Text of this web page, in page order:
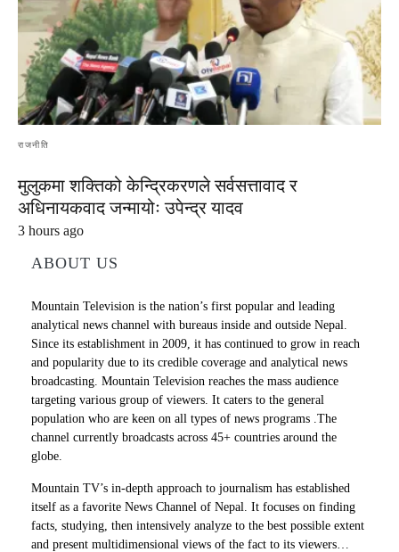
राजनीति
मुलुकमा शक्तिको केन्द्रिकरणले सर्वसत्तावाद र
अधिनायकवाद जन्मायोः उपेन्द्र यादव
3 hours ago
ABOUT US
Mountain Television is the nation’s first popular and leading
analytical news channel with bureaus inside and outside Nepal.
Since its establishment in 2009, it has continued to grow in reach
and popularity due to its credible coverage and analytical news
broadcasting. Mountain Television reaches the mass audience
targeting various group of viewers. It caters to the general
population who are keen on all types of news programs .The
channel currently broadcasts across 45+ countries around the
globe.
Mountain TV’s in-depth approach to journalism has established
itself as a favorite News Channel of Nepal. It focuses on finding
facts, studying, then intensively analyze to the best possible extent
and present multidimensional views of the fact to its viewers…